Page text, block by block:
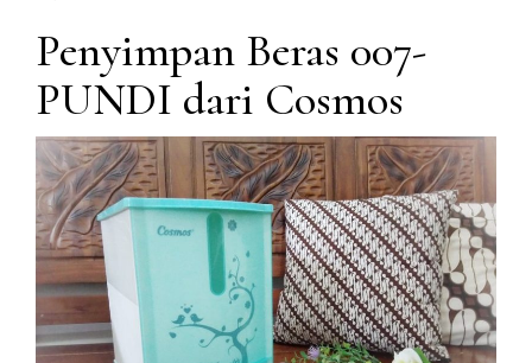
Penyimpan Beras 007-
PUNDI dari Cosmos